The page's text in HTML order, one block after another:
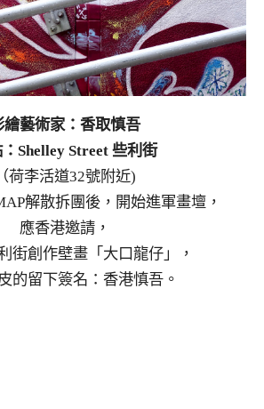
繪藝術家：香取慎吾
Shelley Street 些利街
（荷李活道32號附近)
解散拆團後，開始進軍畫壇，
應香港邀請，
街創作壁畫「大口龍仔」，
的留下簽名：香港慎吾。